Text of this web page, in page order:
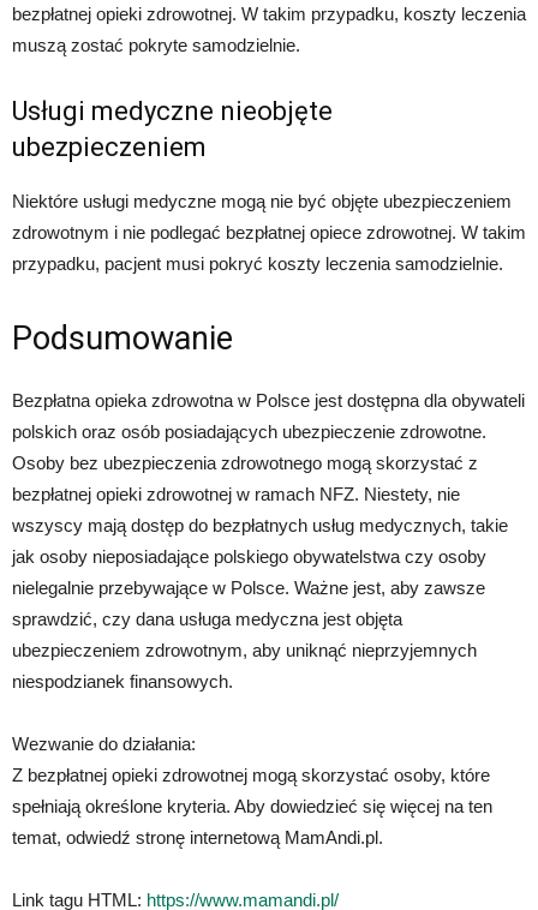
bezpłatnej opieki zdrowotnej. W takim przypadku, koszty leczenia
muszą zostać pokryte samodzielnie.
Usługi medyczne nieobjęte
ubezpieczeniem
Niektóre usługi medyczne mogą nie być objęte ubezpieczeniem
zdrowotnym i nie podlegać bezpłatnej opiece zdrowotnej. W takim
przypadku, pacjent musi pokryć koszty leczenia samodzielnie.
Podsumowanie
Bezpłatna opieka zdrowotna w Polsce jest dostępna dla obywateli
polskich oraz osób posiadających ubezpieczenie zdrowotne.
Osoby bez ubezpieczenia zdrowotnego mogą skorzystać z
bezpłatnej opieki zdrowotnej w ramach NFZ. Niestety, nie
wszyscy mają dostęp do bezpłatnych usług medycznych, takie
jak osoby nieposiadające polskiego obywatelstwa czy osoby
nielegalnie przebywające w Polsce. Ważne jest, aby zawsze
sprawdzić, czy dana usługa medyczna jest objęta
ubezpieczeniem zdrowotnym, aby uniknąć nieprzyjemnych
niespodzianek finansowych.
Wezwanie do działania:
Z bezpłatnej opieki zdrowotnej mogą skorzystać osoby, które
spełniają określone kryteria. Aby dowiedzieć się więcej na ten
temat, odwiedź stronę internetową MamAndi.pl.
Link tagu HTML: https://www.mamandi.pl/